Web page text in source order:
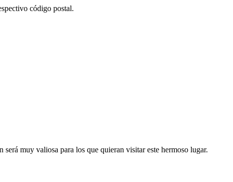
código postal.
será muy valiosa para los que quieran visitar este hermoso lugar.